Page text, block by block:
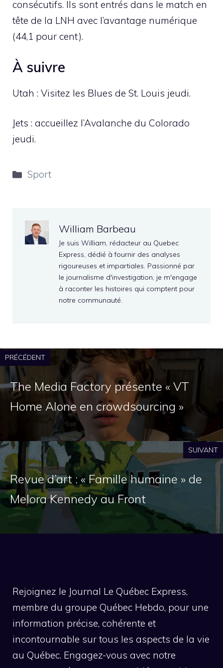
consécutifs. Ils sont entrés dans le match en
tête de la LNH avec l’avantage numérique
(44,1 pour cent).
À suivre
Utah : Visitez les Blues de St. Louis jeudi.
Jets : accueillez l’Avalanche du Colorado
jeudi.
Catégories
Sport
William Barbeau
Je suis William, rédacteur au Quebec
Express, dédié à fournir des analyses
rigoureuses et impartiales. Passionné par
le journalisme d'investigation, je m'engage
à raconter les histoires qui comptent pour
notre communauté.
PRÉCÉDENT
The Media Factory présente « VT
Home Alone en crowdsourcing »
SUIVANT
Revue d’art : « Famille humaine » de
Melora Kennedy au Front
Rejoignez le Journal Le Québec Express,
membre du groupe Québec Hebdo, pour une
information précise, cohérente et
incontournable sur tous les aspects de la vie
au Québec. Engagez-vous avec notre